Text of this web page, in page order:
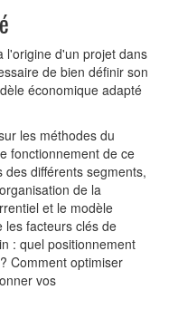
l'origine d'un projet dans
de bien définir son
économique adapté
les méthodes du
fonctionnement de ce
différents segments,
de la
et le modèle
les facteurs clés de
: quel positionnement
Comment optimiser
vos